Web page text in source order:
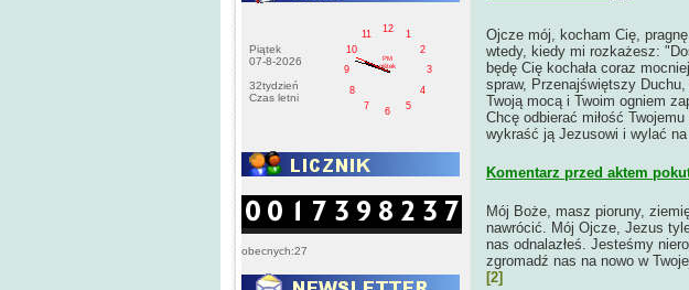
Piątek
07-8-2026
32tydzień
Czas letni
1
2
3
4
5
6
7
8
9
10
11
12
PM
pištek
obecnych:27
Ojcze mój, kocham Cię,
wtedy, kiedy mi rozkażesz:
będę Cię kochała coraz
spraw, Przenajświętszy
Twoją mocą i Twoim ogniem
Chcę odbierać miłość
wykraść ją Jezusowi i wylać
Komentarz przed aktem
Mój Boże, masz pioruny,
nawrócić. Mój Ojcze, Jezus
nas odnalazłeś. Jesteśmy
zgromadź nas na nowo w
[2]